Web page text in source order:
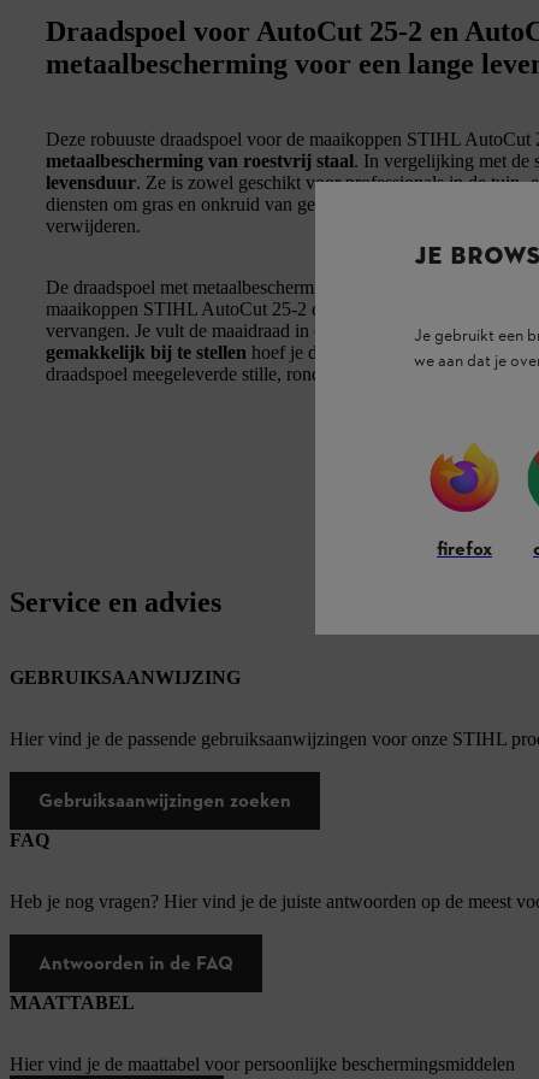
Draadspoel voor AutoCut 25-2 en
metaalbescherming voor een lange
Deze robuuste draadspoel voor de maaikoppen STIHL
metaalbescherming van roestvrij staal. In vergelijking met de
levensduur. Ze is zowel geschikt voor professionals in de tuin-
diensten om gras en onkruid van geasfalteerde of verharde
verwijderen.
De draadspoel met metaalbescherming gebruik je op dezelfde
maaikoppen STIHL AutoCut 25-2 en STIHL AutoCut 27-2. Je
vervangen. Je vult de maaidraad in een handomdraai en zonder
gemakkelijk bij te stellen hoef je de maaikop slechts kort op
draadspoel meegeleverde stille, ronde maaidraad kan je meteen
Service en advies
GEBRUIKSAANWIJZING
Hier vind je de passende gebruiksaanwijzingen voor onze STIHL
Gebruiksaanwijzingen zoeken
FAQ
Heb je nog vragen? Hier vind je de juiste antwoorden op de meest
Antwoorden in de FAQ
MAATTABEL
Hier vind je de maattabel voor persoonlijke beschermingsmiddelen
JE
Je gebruikt een
we aan dat je
firefox